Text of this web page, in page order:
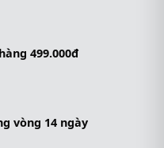
499.000đ
vòng 14 ngày